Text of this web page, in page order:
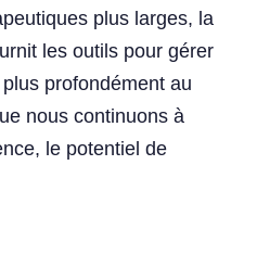
plus larges, la
les outils pour gérer
profondément au
nous continuons à
le potentiel de